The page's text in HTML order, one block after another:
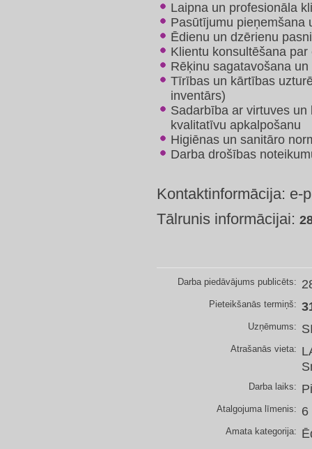
Laipna un profesionāla
Pasūtījumu pieņemšana
Ēdienu un dzērienu
Klientu konsultēšana
Rēķinu sagatavošana
Tīrības un kārtības
inventārs)
Sadarbība ar virtuves
kvalitatīvu apkalpošanu
Higiēnas un sanitāro
Darba drošības
Kontaktinformācija: e-
Tālrunis informācijai:
Darba piedāvājums publicēts:
Pieteikšanās termiņš:
Uzņēmums:
Atrašanās vieta:
Darba laiks:
Atalgojuma līmenis: 6
Amata kategorija: